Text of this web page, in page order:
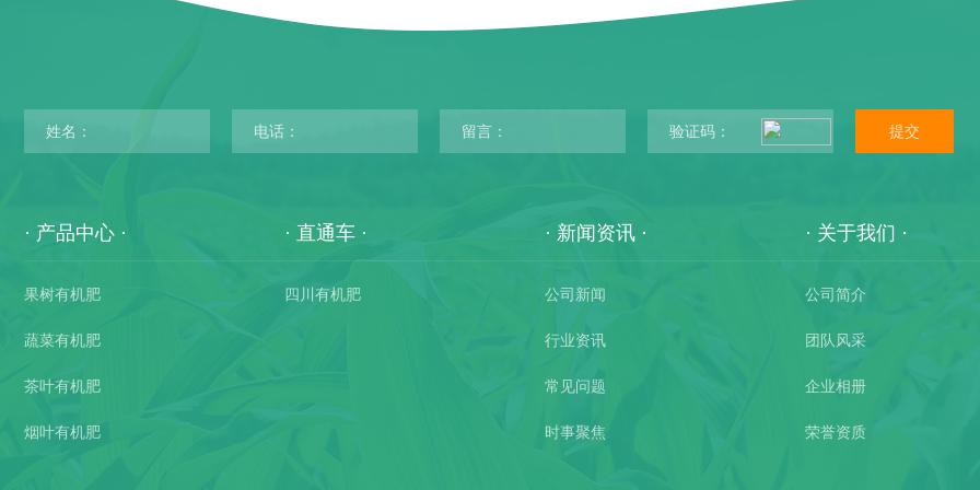
提交
产品中心
果树有机肥
蔬菜有机肥
茶叶有机肥
烟叶有机肥
直通车
四川有机肥
新闻资讯
公司新闻
行业资讯
常见问题
时事聚焦
关于我们
公司简介
团队风采
企业相册
荣誉资质